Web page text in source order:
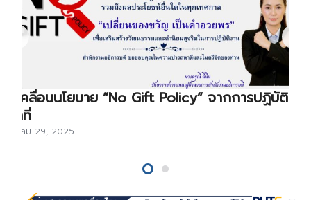
ขับเคลื่อนนโยบาย “No Gift Policy” จากการปฏิบัติ
หน้าที่
ธันวาคม 29, 2025